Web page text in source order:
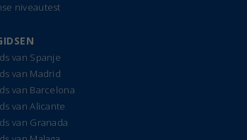
niveautest
van Spanje
van Madrid
van Barcelona
van Alicante
van Granada